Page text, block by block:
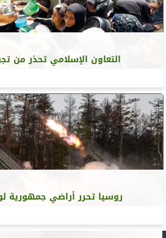
التعاون الإسلامي تحذر من
روسيا تحرر أراضي جمهورية